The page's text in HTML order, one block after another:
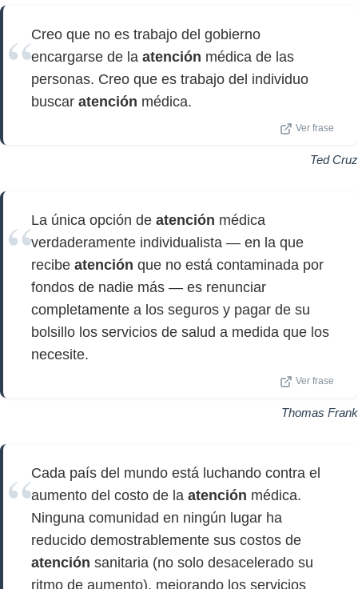
Creo que no es trabajo del gobierno
encargarse de la atención médica de las
personas. Creo que es trabajo del individuo
buscar atención médica.
Ver frase
Ted Cruz
La única opción de atención médica
verdaderamente individualista — en la que
recibe atención que no está contaminada por
fondos de nadie más — es renunciar
completamente a los seguros y pagar de su
bolsillo los servicios de salud a medida que los
necesite.
Ver frase
Thomas Frank
Cada país del mundo está luchando contra el
aumento del costo de la atención médica.
Ninguna comunidad en ningún lugar ha
reducido demostrablemente sus costos de
atención sanitaria (no solo desacelerado su
ritmo de aumento), mejorando los servicios